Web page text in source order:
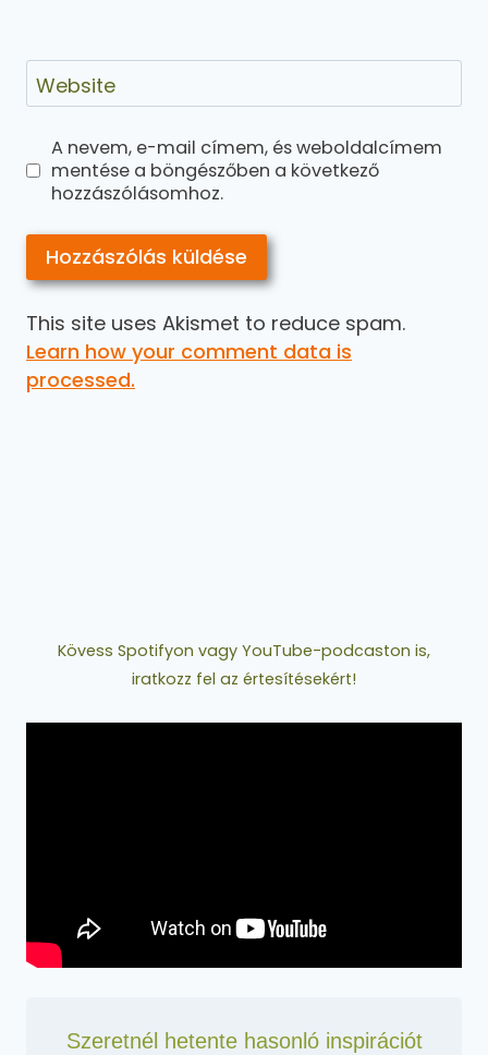
Website
A nevem, e-mail címem, és weboldalcímem
mentése a böngészőben a következő
hozzászólásomhoz.
This site uses Akismet to reduce spam.
Learn how your comment data is
processed.
Kövess Spotifyon vagy YouTube-podcaston is,
iratkozz fel az értesítésekért!
Szeretnél hetente hasonló inspirációt